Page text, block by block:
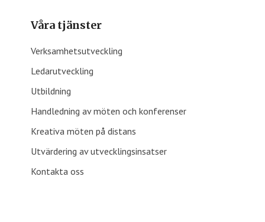
Våra tjänster
Verksamhetsutveckling
Ledarutveckling
Utbildning
Handledning av möten och konferenser
Kreativa möten på distans
Utvärdering av utvecklingsinsatser
Kontakta oss